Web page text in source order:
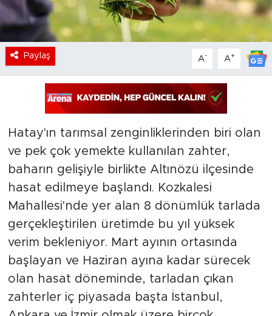
Paylaş A- A+
Hatay'ın tarımsal zenginliklerinden biri olan
ve pek çok yemekte kullanılan zahter,
baharın gelişiyle birlikte Altınözü ilçesinde
hasat edilmeye başlandı. Kozkalesi
Mahallesi'nde yer alan 8 dönümlük tarlada
gerçekleştirilen üretimde bu yıl yüksek
verim bekleniyor. Mart ayının ortasında
başlayan ve Haziran ayına kadar sürecek
olan hasat döneminde, tarladan çıkan
zahterler iç piyasada başta İstanbul,